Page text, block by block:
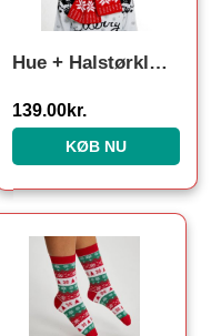
Hue + Halstørklæde
139.00kr.
KØB NU